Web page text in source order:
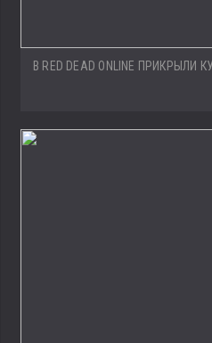
В RED DEAD ONLINE ПРИКРЫЛИ